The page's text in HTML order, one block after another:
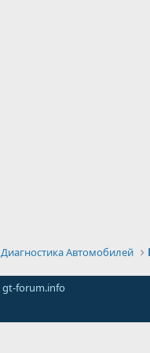
Диагностика Автомобилей
gt-forum.info